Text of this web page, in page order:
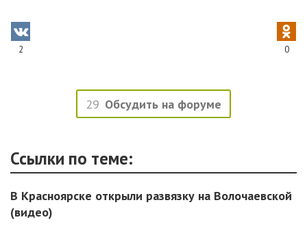
2 0
29 Обсудить на форуме
Ссылки по теме:
В Красноярске открыли развязку на Волочаевской
(видео)